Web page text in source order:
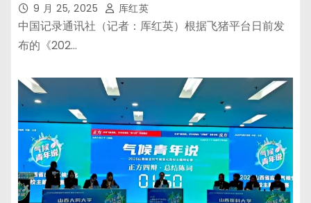
9 月 25, 2025 厍红英
中国记录通讯社（记者：厍红英）根据飞猪平台日前发
布的《202…